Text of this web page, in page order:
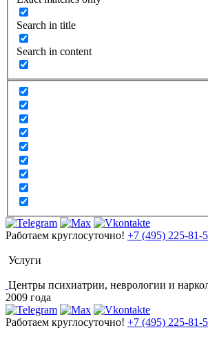
Search in title
Search in content
Работаем круглосуточно! +7 (495) 225-81-
Услуги
Центры психиатрии, неврологии и
2009 года
Работаем круглосуточно! +7 (495) 225-81-